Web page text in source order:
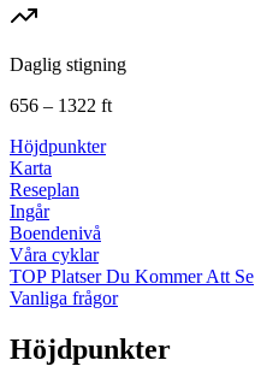
Daglig stigning
656 – 1322 ft
Höjdpunkter
Karta
Reseplan
Ingår
Boendenivå
Våra cyklar
TOP Platser Du Kommer Att Se
Vanliga frågor
Höjdpunkter